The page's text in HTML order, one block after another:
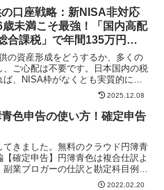
口座戦略：新NISA非対応
歳未満こそ最強！「国内高配
合課税」で年間135万円の
実質非課税にする裏技
の資産形成をどうするか、多くの
ご心配は不要です。日本国内の税
、NISA枠がなくとも実質的に非
2025.12.08
青色申告の使い方！確定申告
きました。無料のクラウド円簿青
確定申告】円簿青色は複合仕訳よ
業ブロガーの仕訳と勘定科目例青
いよいよ確定申告に向けて...2022.02.20